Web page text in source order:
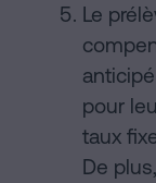
Le
pour
taux
De